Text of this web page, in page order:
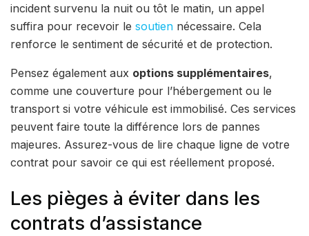
incident survenu la nuit ou tôt le matin, un appel
suffira pour recevoir le soutien nécessaire. Cela
renforce le sentiment de sécurité et de protection.
Pensez également aux options supplémentaires,
comme une couverture pour l’hébergement ou le
transport si votre véhicule est immobilisé. Ces services
peuvent faire toute la différence lors de pannes
majeures. Assurez-vous de lire chaque ligne de votre
contrat pour savoir ce qui est réellement proposé.
Les pièges à éviter dans les
contrats d’assistance